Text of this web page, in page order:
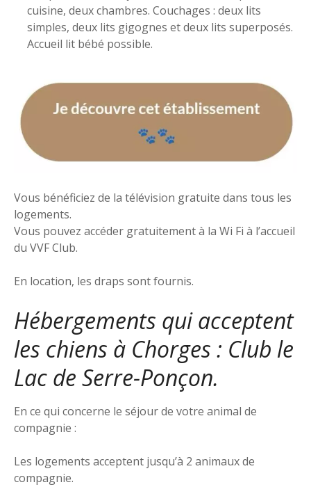
cuisine, deux chambres. Couchages : deux lits
simples, deux lits gigognes et deux lits superposés.
Accueil lit bébé possible.
Vous bénéficiez de la télévision gratuite dans tous les
logements.
Vous pouvez accéder gratuitement à la Wi Fi à l’accueil
du VVF Club.
En location, les draps sont fournis.
Hébergements qui acceptent
les chiens à Chorges : Club le
Lac de Serre-Ponçon.
En ce qui concerne le séjour de votre animal de
compagnie :
Les logements acceptent jusqu’à 2 animaux de
compagnie.